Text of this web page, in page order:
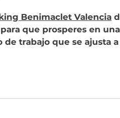
Benimaclet Valencia
que prosperes en
de trabajo que se ajusta